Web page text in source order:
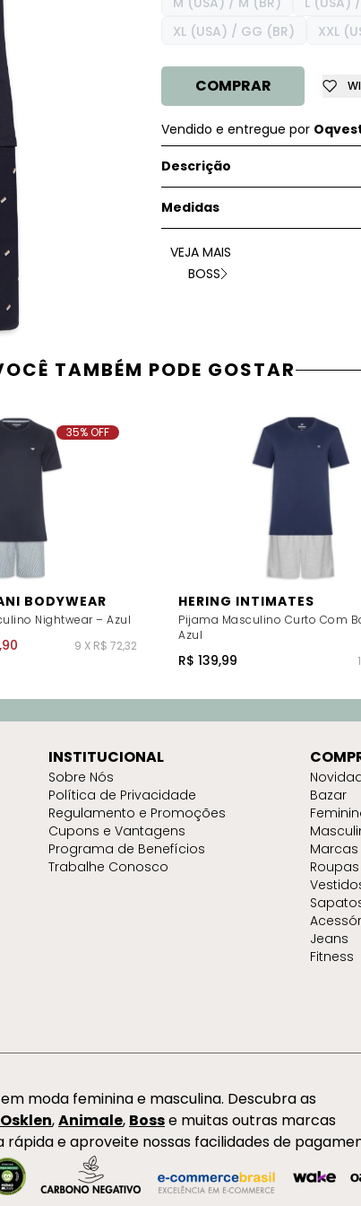
XL (USA) / GG (BR)
XXL
COMPRAR
Vendido e entregue por
Descrição
Medidas
VEJA MAIS
BOSS
TAMBÉM PODE GOSTAR
BODYWEAR
Nightwear – Azul
9 X R$ 72,32
35% OFF
HERING INTIMATES
Pijama Masculino Curto Com
Azul
R$ 139,99
INSTITUCIONAL
Sobre Nós
Política de Privacidade
Regulamento e Promoções
Cupons e Vantagens
Programa de Benefícios
Trabalhe Conosco
Bazar
Marcas
Roupas
Jeans
Fitness
moda feminina e masculina. Descubra as
Osklen,Animale, Bosse muitas outras marcas
e aproveite nossas facilidades de